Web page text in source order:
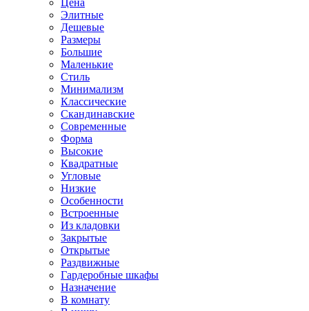
Цена
Элитные
Дешевые
Размеры
Большие
Маленькие
Стиль
Минимализм
Классические
Скандинавские
Современные
Форма
Высокие
Квадратные
Угловые
Низкие
Особенности
Встроенные
Из кладовки
Закрытые
Открытые
Раздвижные
Гардеробные шкафы
Назначение
В комнату